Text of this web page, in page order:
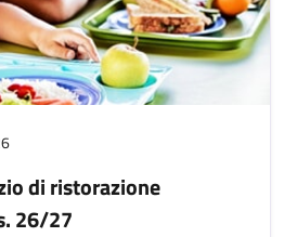
di ristorazione
26/27